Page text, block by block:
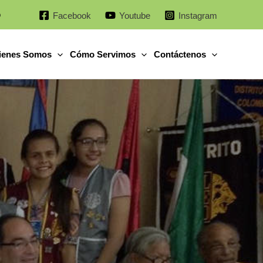
Facebook Youtube Instagram
Somos Cómo Servimos Contáctenos